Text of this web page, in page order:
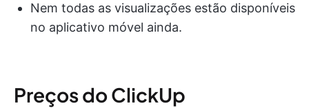
Nem todas as visualizações estão disponíveis
no aplicativo móvel ainda.
Preços do ClickUp